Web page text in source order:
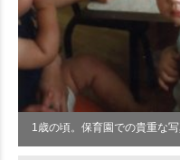
1歳の頃。保育園での貴重な